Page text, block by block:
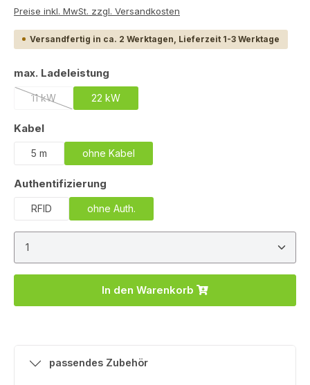
Preise inkl. MwSt. zzgl. Versandkosten
Versandfertig in ca. 2 Werktagen, Lieferzeit 1-3 Werktage
max. Ladeleistung
11 kW
(Diese Option ist zurzeit nicht verfügbar.)
22 kW
Kabelauswählen
5 m ohne Kabel
Authentifizierung
RFID ohne Auth.
Produkt Anzahl: Gib den gewünschten Wert ein
In den Warenkorb
passendes Zubehör